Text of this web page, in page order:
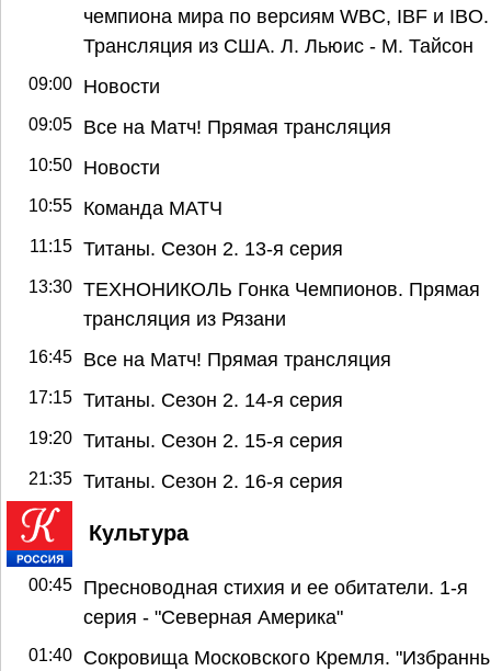
чемпиона мира по версиям WBC, IBF и IBO.
Трансляция из США. Л. Льюис - М. Тайсон
09:00 Новости
09:05 Все на Матч! Прямая трансляция
10:50 Новости
10:55 Команда МАТЧ
11:15 Титаны. Сезон 2. 13-я серия
13:30 ТЕХНОНИКОЛЬ Гонка Чемпионов. Прямая
трансляция из Рязани
16:45 Все на Матч! Прямая трансляция
17:15 Титаны. Сезон 2. 14-я серия
19:20 Титаны. Сезон 2. 15-я серия
21:35 Титаны. Сезон 2. 16-я серия
Культура
00:45
Пресноводная стихия и ее обитатели. 1-я
серия - "Северная Америка"
01:40
Сокровища Московского Кремля.